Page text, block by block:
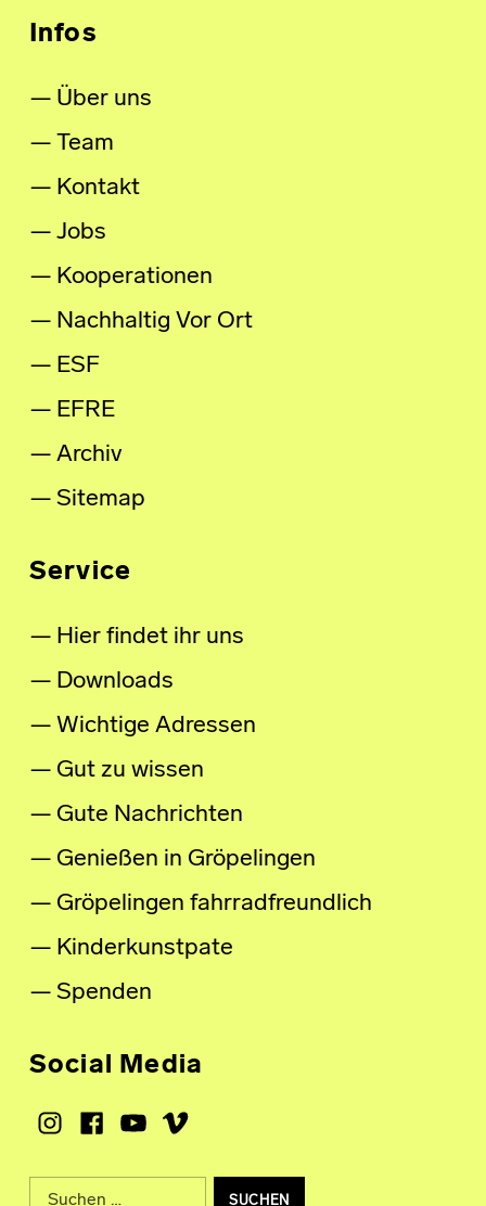
Infos
Über uns
Team
Kontakt
Jobs
Kooperationen
Nachhaltig Vor Ort
ESF
EFRE
Archiv
Sitemap
Service
Hier findet ihr uns
Downloads
Wichtige Adressen
Gut zu wissen
Gute Nachrichten
Genießen in Gröpelingen
Gröpelingen fahrradfreundlich
Kinderkunstpate
Spenden
Social Media
Instagram
Facebook
Youtube
Vimeo
Suche nach: